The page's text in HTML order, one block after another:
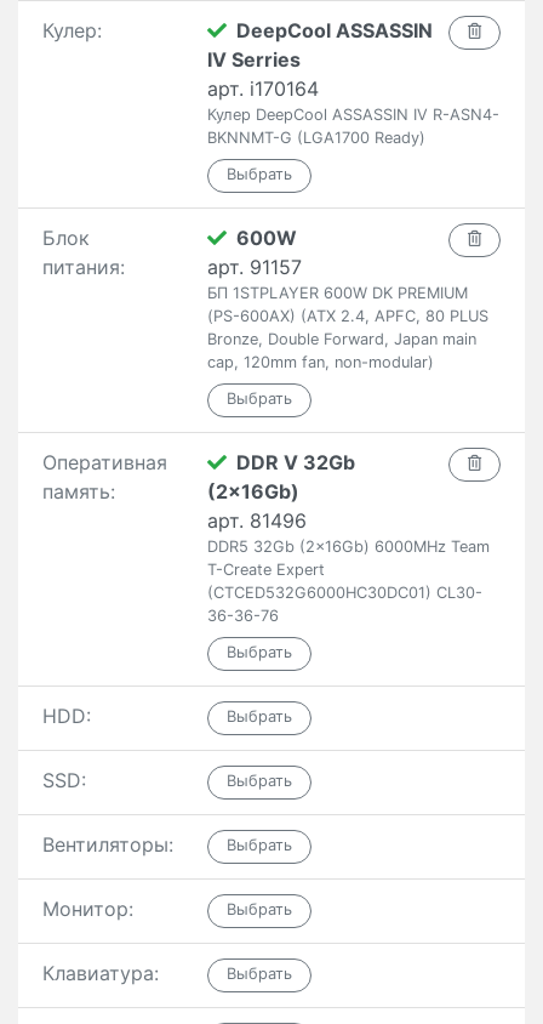
Кулер:
DeepCool ASSASSIN
IV Serries
арт. i170164
Кулер DeepCool ASSASSIN IV R-ASN4-
BKNNMT-G (LGA1700 Ready)
Блок
питания:
600W
арт. 91157
БП 1STPLAYER 600W DK PREMIUM
(PS-600AX) (ATX 2.4, APFC, 80 PLUS
Bronze, Double Forward, Japan main
cap, 120mm fan, non-modular)
Оперативная
память:
DDR V 32Gb
(2x16Gb)
арт. 81496
DDR5 32Gb (2x16Gb) 6000MHz Team
T-Create Expert
(CTCED532G6000HC30DC01) CL30-
36-36-76
HDD:
SSD:
Вентиляторы:
Монитор:
Клавиатура: